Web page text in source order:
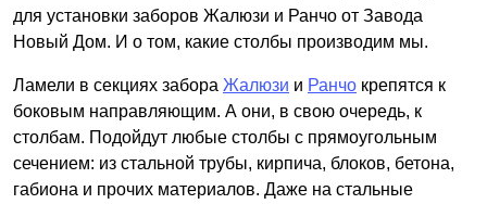
для установки заборов Жалюзи и Ранчо от Завода
Новый Дом. И о том, какие столбы производим мы.
Ламели в секциях забора Жалюзи и Ранчо крепятся к
боковым направляющим. А они, в свою очередь, к
столбам. Подойдут любые столбы с прямоугольным
сечением: из стальной трубы, кирпича, блоков, бетона,
габиона и прочих материалов. Даже на стальные